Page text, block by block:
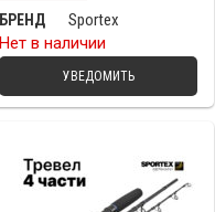
БРЕНД
Sportex
Нет в наличии
УВЕДОМИТЬ